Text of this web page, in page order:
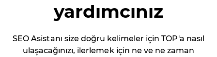
yardımcınız
SEO Asistanı size doğru kelimeler için TOP'a nasıl
ulaşacağınızı, ilerlemek için ne ve ne zaman